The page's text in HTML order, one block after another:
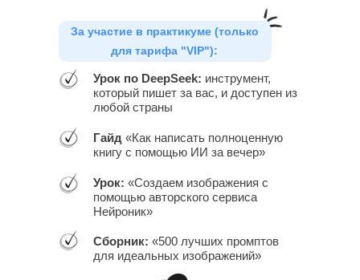
За участие в практикуме (только
для тарифа "VIP"):
Урок по DeepSeek: инструмент,
который пишет за вас, и доступен из
любой страны
Гайд «Как написать полноценную
книгу с помощью ИИ за вечер»
Урок: «Создаем изображения с
помощью авторского сервиса
Нейроник»
Сборник: «500 лучших промптов
для идеальных изображений»